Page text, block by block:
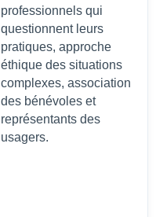
professionnels qui
questionnent leurs
pratiques, approche
éthique des situations
complexes, association
des bénévoles et
représentants des
usagers.